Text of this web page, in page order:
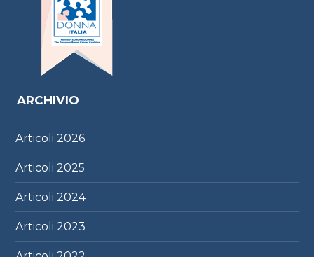
ARCHIVIO
Articoli2026
Articoli2025
Articoli2024
Articoli2023